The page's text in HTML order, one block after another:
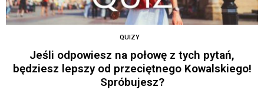
QUIZY
Jeśli odpowiesz na połowę z tych pytań,
będziesz lepszy od przeciętnego Kowalskiego!
Spróbujesz?